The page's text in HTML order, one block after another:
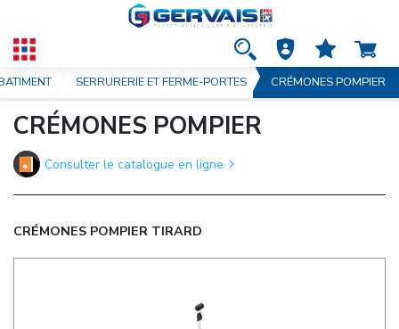
SERRURERIE ET FERME-PORTES CRÉMONES POMPIER
CRÉMONES POMPIER
Consulter le catalogue en ligne
CRÉMONES POMPIER TIRARD